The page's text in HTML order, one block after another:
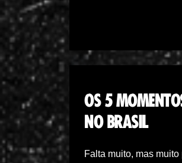
OS 5
NO BRASIL
Falta muito, mas